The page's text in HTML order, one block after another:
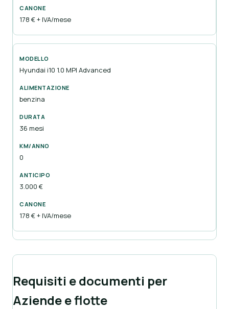
178 € + IVA/mese
Hyundai i10 1.0 MPI Advanced
benzina
36 mesi
0
3.000 €
178 € + IVA/mese
Requisiti e documenti per
Aziende e flotte